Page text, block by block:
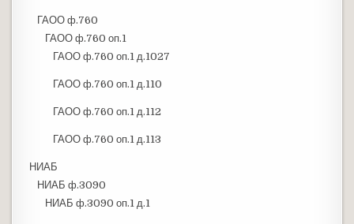
ГАОО ф.760
ГАОО ф.760 оп.1
ГАОО ф.760 оп.1 д.1027
ГАОО ф.760 оп.1 д.110
ГАОО ф.760 оп.1 д.112
ГАОО ф.760 оп.1 д.113
НИАБ
НИАБ ф.3090
НИАБ ф.3090 оп.1 д.1